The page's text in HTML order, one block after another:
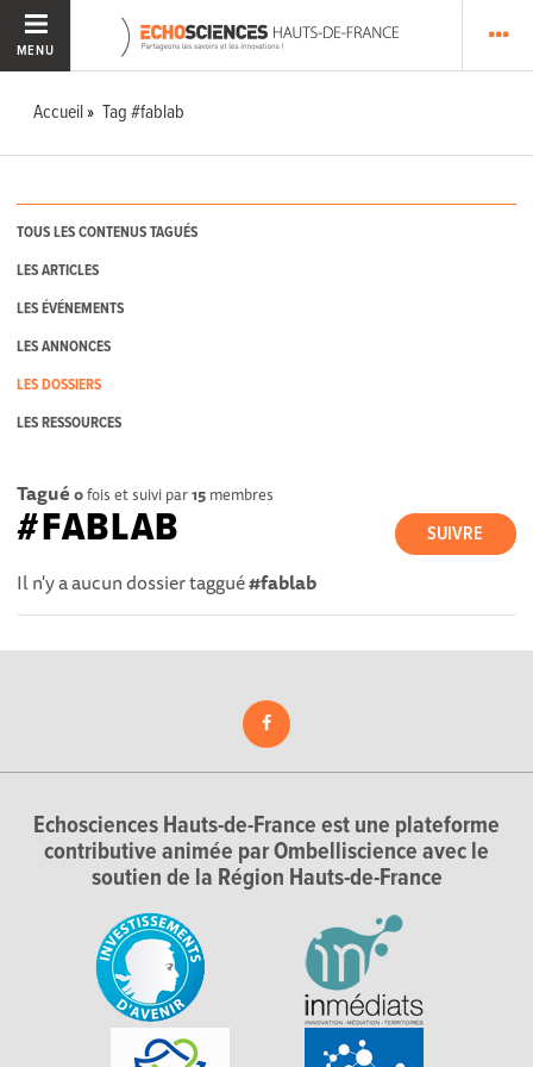
MENU
Accueil Tag #fablab
TOUS LES CONTENUS TAGUÉS
LES ARTICLES
LES ÉVÉNEMENTS
LES ANNONCES
LES DOSSIERS
LES RESSOURCES
Tagué 0fois et suivi par15 membres
SUIVRE
#FABLAB
Il n'y a aucun dossier taggué#fablab
Echosciences Hauts-de-France est une plateforme
contributive animée par Ombelliscience avec le
soutien de la Région Hauts-de-France